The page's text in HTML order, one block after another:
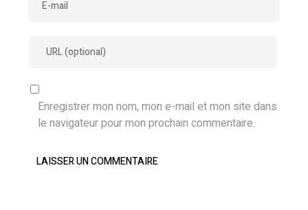
Enregistrer mon nom, mon e-mail et mon site dans
le navigateur pour mon prochain commentaire.